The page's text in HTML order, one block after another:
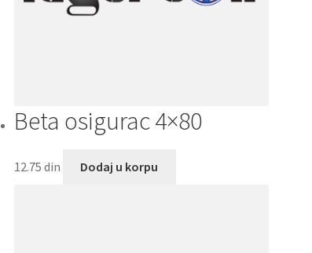
Beta osigurac 4×80
12.75 din Dodaj u korpu